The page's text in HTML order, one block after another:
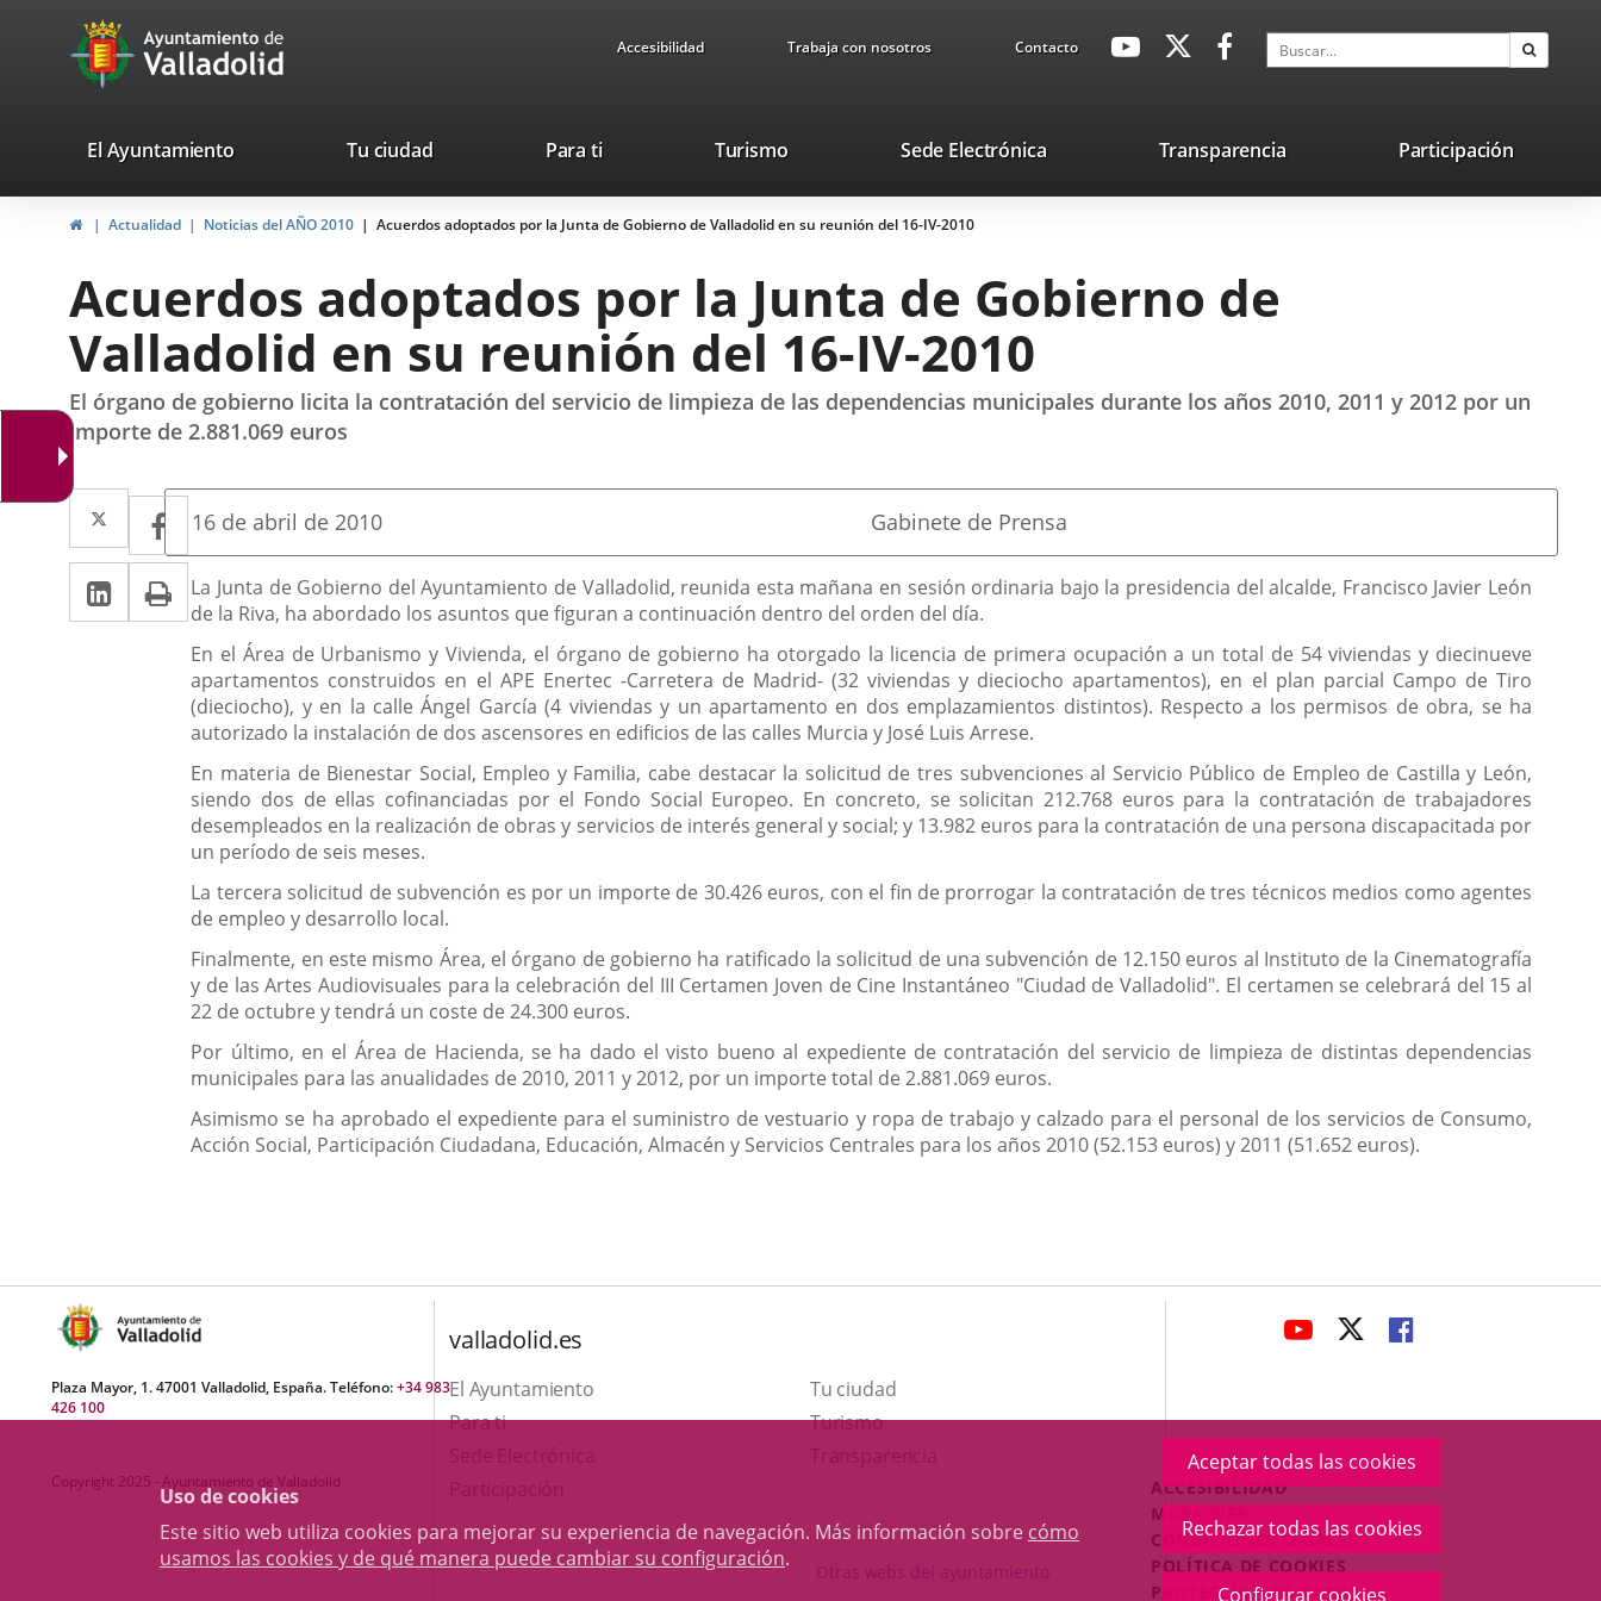
Uso de cookies
Este sitio web utiliza cookies para mejorar su experiencia de navegación. Más información sobre cómo
usamos las cookies y de qué manera puede cambiar su configuración.
Aceptar todas las cookies
Rechazar todas las cookies
Configurar cookies
Portal
Web
Ayuntamiento
de
Accesibilidad Trabaja con nosotros ContactoavaHeaderSocial
Enlace
externa.
Enlace
aplicación
externa.
Enlace
aplicación
externa.
Buscar
valladolid.es
El Ayuntamiento Tu ciudad Para ti TurismoEste
se
abrirá
ventana
nueva.
Sede ElectrónicaEnlace
una
Transparencia Participación
InicioActualidad Noticias del AÑO 2010 Acuerdos adoptados por la Junta de Gobierno de Valladolid en su reunión del 16-IV-2010
Acuerdos adoptados por la Junta de Gobierno de
Valladolid en su reunión del 16-IV-2010
El órgano de gobierno licita la contratación del servicio de limpieza de las dependencias municipales durante los años 2010, 2011 y 2012 por un
importe de 2.881.069 euros
Twitter
Enlace
a
una
aplicación
externa.
Facebook
Enlace
a
una
aplicación
externa.
LinkedIn
Enlace
a
aplicación
externa.
Imprimir
Fecha
la
noticia
16 de abril de 2010 Fuente
la
noticia
Gabinete de Prensa
Descripción
La Junta de Gobierno del Ayuntamiento de Valladolid, reunida esta mañana en sesión ordinaria bajo la presidencia del alcalde, Francisco Javier León
de la Riva, ha abordado los asuntos que figuran a continuación dentro del orden del día.
En el Área de Urbanismo y Vivienda, el órgano de gobierno ha otorgado la licencia de primera ocupación a un total de 54 viviendas y diecinueve
apartamentos construidos en el APE Enertec -Carretera de Madrid- (32 viviendas y dieciocho apartamentos), en el plan parcial Campo de Tiro
(dieciocho), y en la calle Ángel García (4 viviendas y un apartamento en dos emplazamientos distintos). Respecto a los permisos de obra, se ha
autorizado la instalación de dos ascensores en edificios de las calles Murcia y José Luis Arrese.
En materia de Bienestar Social, Empleo y Familia, cabe destacar la solicitud de tres subvenciones al Servicio Público de Empleo de Castilla y León,
siendo dos de ellas cofinanciadas por el Fondo Social Europeo. En concreto, se solicitan 212.768 euros para la contratación de trabajadores
desempleados en la realización de obras y servicios de interés general y social; y 13.982 euros para la contratación de una persona discapacitada por
un período de seis meses.
La tercera solicitud de subvención es por un importe de 30.426 euros, con el fin de prorrogar la contratación de tres técnicos medios como agentes
de empleo y desarrollo local.
Finalmente, en este mismo Área, el órgano de gobierno ha ratificado la solicitud de una subvención de 12.150 euros al Instituto de la Cinematografía
y de las Artes Audiovisuales para la celebración del III Certamen Joven de Cine Instantáneo "Ciudad de Valladolid". El certamen se celebrará del 15 al
22 de octubre y tendrá un coste de 24.300 euros.
Por último, en el Área de Hacienda, se ha dado el visto bueno al expediente de contratación del servicio de limpieza de distintas dependencias
municipales para las anualidades de 2010, 2011 y 2012, por un importe total de 2.881.069 euros.
Asimismo se ha aprobado el expediente para el suministro de vestuario y ropa de trabajo y calzado para el personal de los servicios de Consumo,
Acción Social, Participación Ciudadana, Educación, Almacén y Servicios Centrales para los años 2010 (52.153 euros) y 2011 (51.652 euros).
Plaza Mayor, 1. 47001 Valladolid, España. Teléfono:+34 983
426 100
Copyright 2025 - Ayuntamiento de Valladolid
valladolid.es
El Ayuntamiento
Tu ciudad
Para ti
TurismoEste
una
aplicación
Otras webs del ayuntamiento
ENLACE
APLICACIÓN
EXTERNA.
ENLACE
APLICACIÓN
EXTERNA.
ENLACE
APLICACIÓN
EXTERNA.
Menú
Legal
Footer
ACCESIBILIDAD
MAPA WEB
CONDICIONES LEGALES
POLÍTICA DE COOKIES
PROTECCIÓN DE DATOS